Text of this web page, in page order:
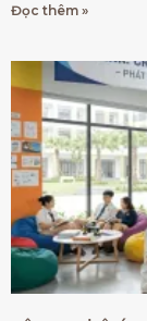
Đọc thêm »